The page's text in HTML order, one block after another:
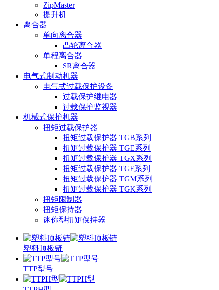
ZipMaster
提升机
离合器
单向离合器
凸轮离合器
单程离合器
SR离合器
电气式制动机器
电气式过载保护设备
过载保护继电器
过载保护监视器
机械式保护机器
扭矩过载保护器
扭矩过载保护器 TGB系列
扭矩过载保护器 TGE系列
扭矩过载保护器 TGX系列
扭矩过载保护器 TGF系列
扭矩过载保护器 TGM系列
扭矩过载保护器 TGK系列
扭矩限制器
扭矩保持器
迷你型扭矩保持器
塑料顶板链
TTP型号